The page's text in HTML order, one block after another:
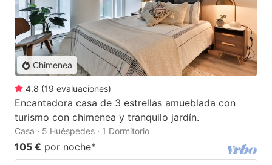
Chimenea
4.8 (19 evaluaciones)
Encantadora casa de 3 estrellas amueblada con
turismo con chimenea y tranquilo jardín.
Casa · 5 Huéspedes · 1 Dormitorio
105 € por noche*